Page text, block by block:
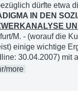
dürfte etwa
IN DEN
M. - (worauf die
einige wichtige
30.04.2007) mit
more